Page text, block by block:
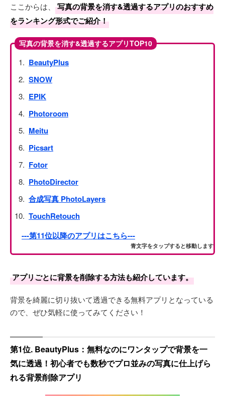
ここからは、
写真の背景を消す&透過するアプリのおすすめ
をランキング形式でご紹介！
写真の背景を消す&透過するアプリTOP10
BeautyPlus
SNOW
EPIK
Photoroom
Meitu
Picsart
Fotor
PhotoDirector
合成写真 PhotoLayers
TouchRetouch
---第11位以降のアプリはこちら---
青文字をタップすると移動します
アプリごとに背景を削除する方法も紹介しています。
背景を綺麗に切り抜いて透過できる無料アプリとなっている
ので、ぜひ気軽に使ってみてください！
第1位. BeautyPlus：無料なのにワンタップで背景を一
気に透過！初心者でも数秒でプロ並みの写真に仕上げら
れる背景削除アプリ